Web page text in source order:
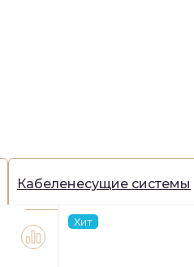
Кабеленесущие системы
Хит